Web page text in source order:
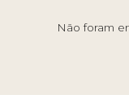
Não foram